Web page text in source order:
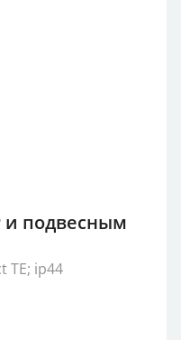
и подвесным
TE; ip44